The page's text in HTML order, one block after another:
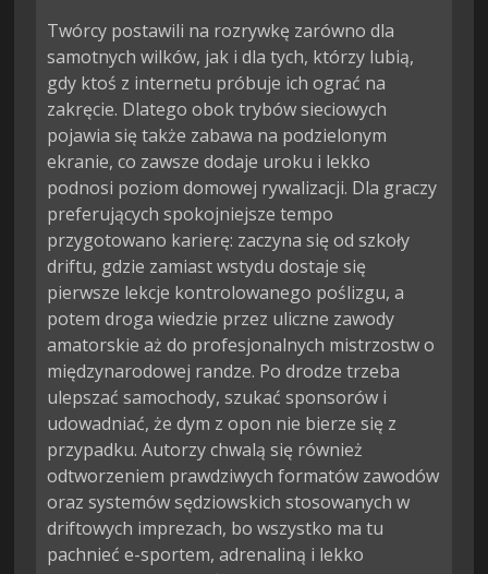
Twórcy postawili na rozrywkę zarówno dla
samotnych wilków, jak i dla tych, którzy lubią,
gdy ktoś z internetu próbuje ich ograć na
zakręcie. Dlatego obok trybów sieciowych
pojawia się także zabawa na podzielonym
ekranie, co zawsze dodaje uroku i lekko
podnosi poziom domowej rywalizacji. Dla graczy
preferujących spokojniejsze tempo
przygotowano karierę: zaczyna się od szkoły
driftu, gdzie zamiast wstydu dostaje się
pierwsze lekcje kontrolowanego poślizgu, a
potem droga wiedzie przez uliczne zawody
amatorskie aż do profesjonalnych mistrzostw o
międzynarodowej randze. Po drodze trzeba
ulepszać samochody, szukać sponsorów i
udowadniać, że dym z opon nie bierze się z
przypadku. Autorzy chwalą się również
odtworzeniem prawdziwych formatów zawodów
oraz systemów sędziowskich stosowanych w
driftowych imprezach, bo wszystko ma tu
pachnieć e-sportem, adrenaliną i lekko